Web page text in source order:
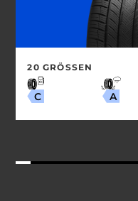
20 GRÖSSEN
C A